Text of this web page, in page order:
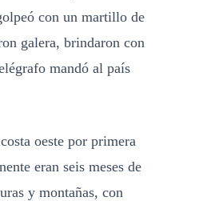
con un martillo de
galera, brindaron con
mandó al país
oeste por primera
eran seis meses de
y montañas, con